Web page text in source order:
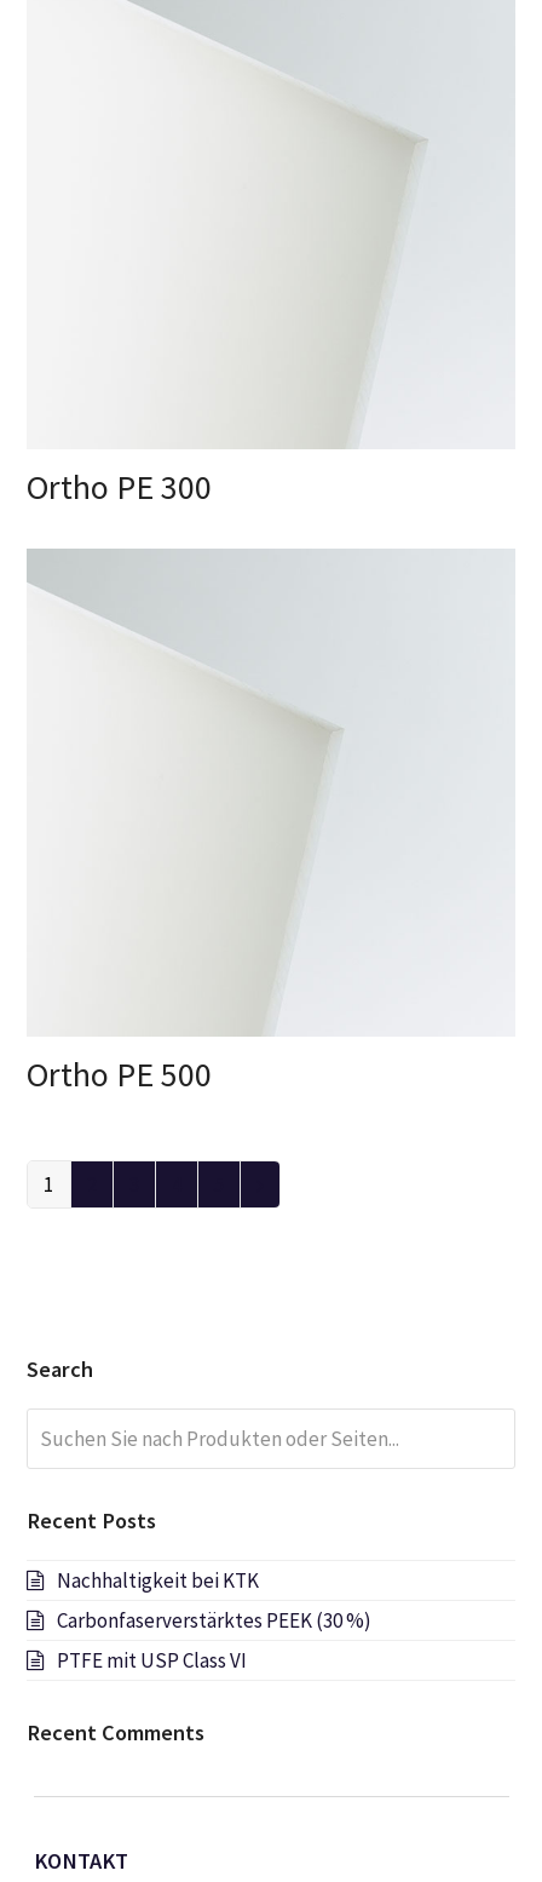
Ortho PE 300
Ortho PE 500
1
Search
Sie
nach
oder
Recent Posts
Nachhaltigkeit bei KTK
Carbonfaserverstärktes PEEK (30 %)
PTFE mit USP Class VI
Recent Comments
KONTAKT